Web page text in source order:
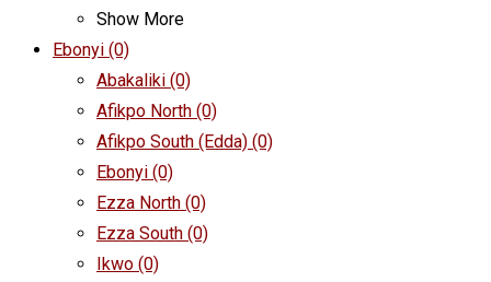
Show More
Ebonyi (0)
Abakaliki (0)
Afikpo North (0)
Afikpo South (Edda) (0)
Ebonyi (0)
Ezza North (0)
Ezza South (0)
Ikwo (0)